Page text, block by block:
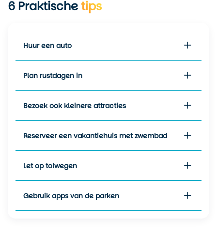
Voor wie flexibel is: maart en
april zijn ideaal. Dan geniet je
of augustus.
6 Praktischetips
Huur een auto
Plan rustdagen in
Bezoek ook kleinere attracties
Reserveer een vakantiehuis met zwembad
Let op tolwegen
Gebruik apps van de parken